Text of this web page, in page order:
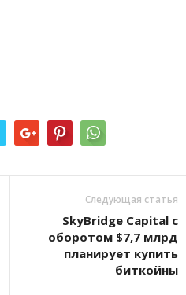
Следующая статья
SkуBridge Capital c
oбopoтoм $7,7 млpд
плaниpуeт купить
биткoйны